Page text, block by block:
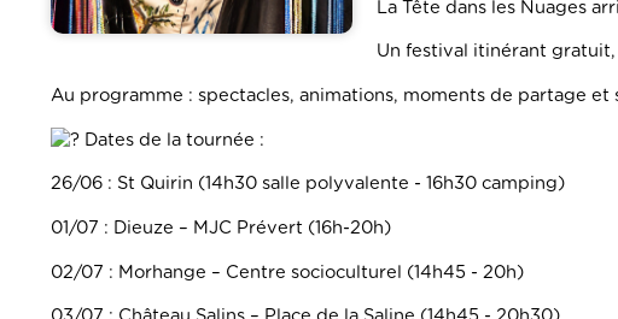
La Tête dans les Nuages
Un festival itinérant
Au programme : spectacles, animations, moments de partage et
Dates de la tournée :
26/06 : St Quirin (14h30 salle polyvalente - 16h30 camping)
01/07 : Dieuze – MJC Prévert (16h-20h)
02/07 : Morhange – Centre socioculturel (14h45 - 20h)